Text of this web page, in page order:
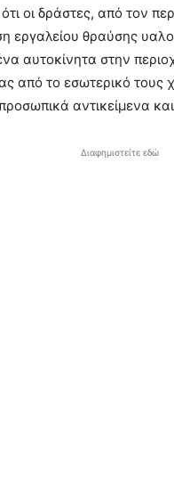
οι δράστες, από τον
εργαλείου θραύσης
αυτοκίνητα στην
από το εσωτερικό τους
αντικείμενα
Διαφημιστείτε εδώ